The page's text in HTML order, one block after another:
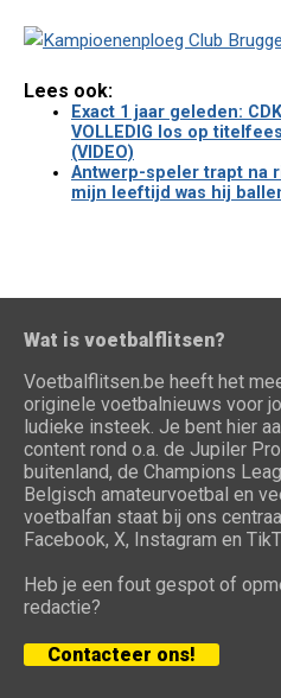
Lees ook:
Exact 1 jaar geleden:
VOLLEDIG los op
(VIDEO)
Antwerp-speler trapt na
mijn leeftijd was hij
Wat is voetbalflitsen?
Voetbalflitsen.be heeft het
originele voetbalnieuws voor
ludieke insteek. Je bent hier
content rond o.a. de Jupiler
buitenland, de Champions
Belgisch amateurvoetbal en
voetbalfan staat bij ons
Facebook, X, Instagram en
Heb je een fout gespot of
redactie?
Contacteer ons!